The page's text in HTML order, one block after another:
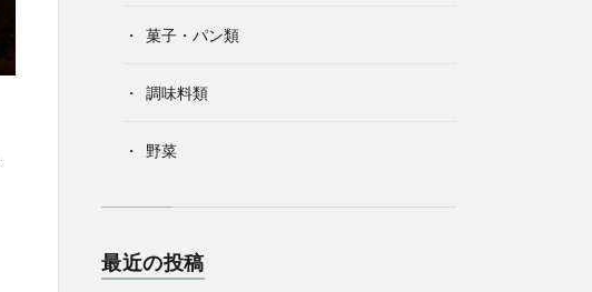
菓子・パン類
調味料類
野菜
最近の投稿